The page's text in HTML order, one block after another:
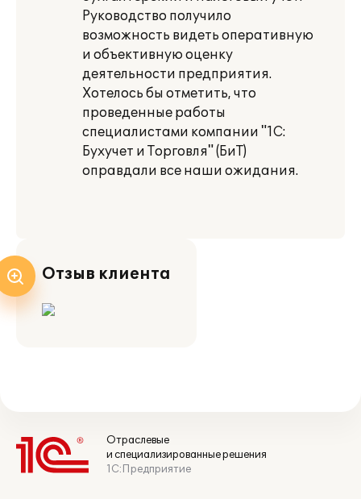
Руководство получило
возможность видеть оперативную
и объективную оценку
деятельности предприятия.
Хотелось бы отметить, что
проведенные работы
специалистами компании "1С:
Бухучет и Торговля" (БиТ)
оправдали все наши ожидания.
Отзыв клиента
Отраслевые
и специализированные решения
1С:Предприятие